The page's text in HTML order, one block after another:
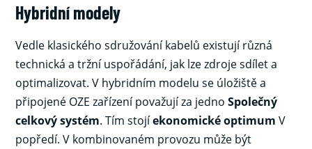
Hybridní modely
Vedle klasického sdružování kabelů existují různá
technická a tržní uspořádání, jak lze zdroje sdílet a
optimalizovat. V hybridním modelu se úložiště a
připojené OZE zařízení považují za jednoSpolečný
celkový systém. Tím stojíekonomické optimum V
popředí. V kombinovaném provozu může být